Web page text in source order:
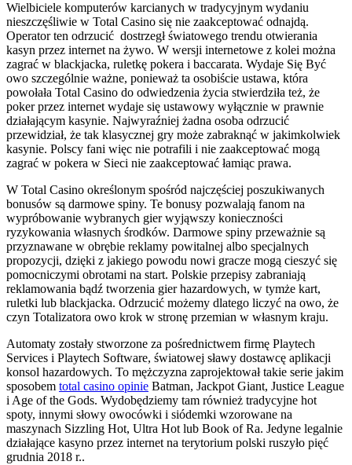
Wielbiciele komputerów karcianych w tradycyjnym wydaniu
nieszczęśliwie w Total Casino się nie zaakceptować odnajdą.
Operator ten odrzucić dostrzegł światowego trendu otwierania
kasyn przez internet na żywo. W wersji internetowe z kolei można
zagrać w blackjacka, ruletkę pokera i baccarata. Wydaje Się Być
owo szczególnie ważne, ponieważ ta osobiście ustawa, która
powołała Total Casino do odwiedzenia życia stwierdziła też, że
poker przez internet wydaje się ustawowy wyłącznie w prawnie
działającym kasynie. Najwyraźniej żadna osoba odrzucić
przewidział, że tak klasycznej gry może zabraknąć w jakimkolwiek
kasynie. Polscy fani więc nie potrafili i nie zaakceptować mogą
zagrać w pokera w Sieci nie zaakceptować łamiąc prawa.
W Total Casino określonym spośród najczęściej poszukiwanych
bonusów są darmowe spiny. Te bonusy pozwalają fanom na
wypróbowanie wybranych gier wyjąwszy konieczności
ryzykowania własnych środków. Darmowe spiny przeważnie są
przyznawane w obrębie reklamy powitalnej albo specjalnych
propozycji, dzięki z jakiego powodu nowi gracze mogą cieszyć się
pomocniczymi obrotami na start. Polskie przepisy zabraniają
reklamowania bądź tworzenia gier hazardowych, w tymże kart,
ruletki lub blackjacka. Odrzucić możemy dlatego liczyć na owo, że
czyn Totalizatora owo krok w stronę przemian w własnym kraju.
Automaty zostały stworzone za pośrednictwem firmę Playtech
Services i Playtech Software, światowej sławy dostawcę aplikacji
konsol hazardowych. To mężczyzna zaprojektował takie serie jakim
sposobem total casino opinie Batman, Jackpot Giant, Justice League
i Age of the Gods. Wydobędziemy tam również tradycyjne hot
spoty, innymi słowy owocówki i siódemki wzorowane na
maszynach Sizzling Hot, Ultra Hot lub Book of Ra. Jedyne legalnie
działające kasyno przez internet na terytorium polski ruszyło pięć
grudnia 2018 r..